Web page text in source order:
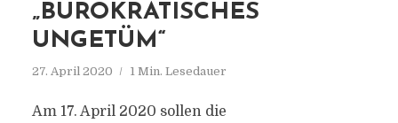
„BÜROKRATISCHES
UNGETÜM“
27. April 2020 1 Min. Lesedauer
Am 17. April 2020 sollen die